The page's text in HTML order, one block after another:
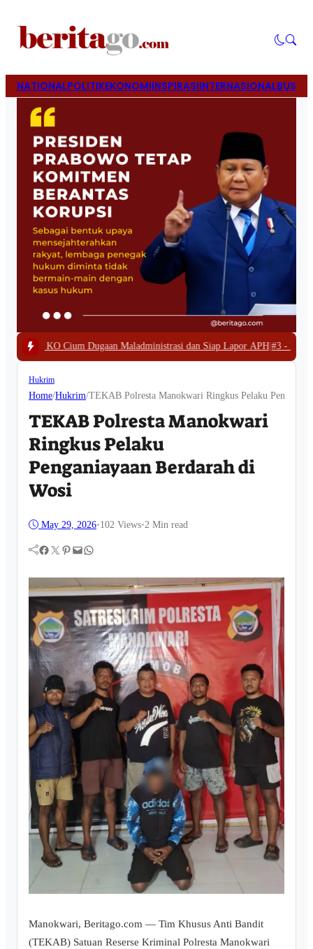
NATIONALPOLITIKEKONOMIINSPIRASIINTERNASIONAL
Maladministrasi dan Siap Lapor APH|#3 -Polda Papua Barat Bongkar
Hukrim
Home/Hukrim/TEKAB Polresta Manokwari Ringkus Pelaku
TEKAB Polresta Manokwari
Ringkus Pelaku
Penganiayaan Berdarah di
Wosi
May 29, 2026•102 Views•2 Min read
Facebook Twitter Pinterest Mail WhatsApp
Manokwari, Beritago.com — Tim Khusus Anti Bandit
(TEKAB) Satuan Reserse Kriminal Polresta Manokwari